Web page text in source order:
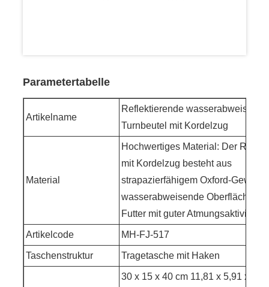
Parametertabelle
Artikelname
Reflektierende wasserabweisende
Turnbeutel mit Kordelzug
Material
Hochwertiges Material: Der
mit Kordelzug besteht aus
strapazierfähigem Oxford-
wasserabweisende Oberfläche
Futter mit guter Atmungsaktivität.
Artikelcode MH-FJ-517
Taschenstruktur Tragetasche mit Haken
30 x 15 x 40 cm 11,81 x 5,91 x